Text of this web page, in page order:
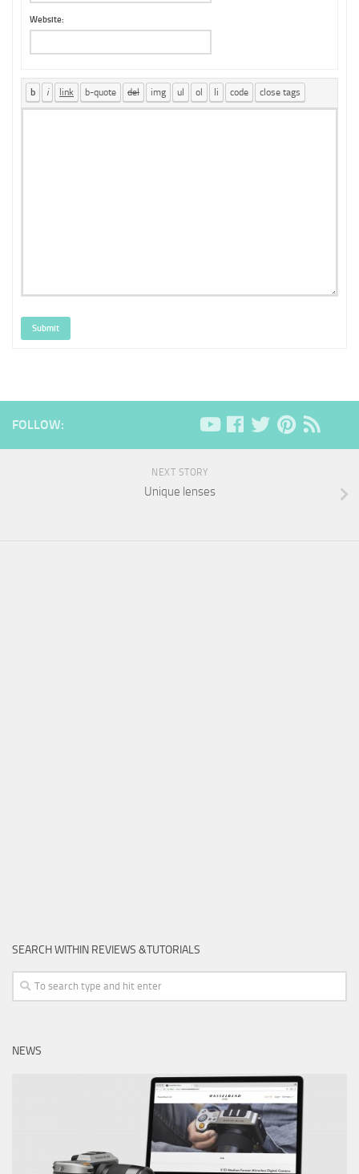
Website:
Submit
FOLLOW:
NEXT STORY
Unique lenses
SEARCH WITHIN REVIEWS &TUTORIALS
NEWS